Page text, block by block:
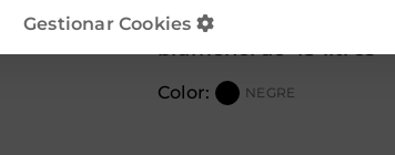
substracte gramoflor
blumenerde 45 litres
Color: NEGRE
Gestionar Cookies